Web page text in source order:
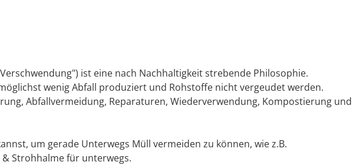
ist eine nach Nachhaltigkeit strebende Philosophie.
wenig Abfall produziert und Rohstoffe nicht vergeudet werden.
Abfallvermeidung, Reparaturen, Wiederverwendung, Kompostierung und
um gerade Unterwegs Müll vermeiden zu können, wie z.B.
Strohhalme für unterwegs.